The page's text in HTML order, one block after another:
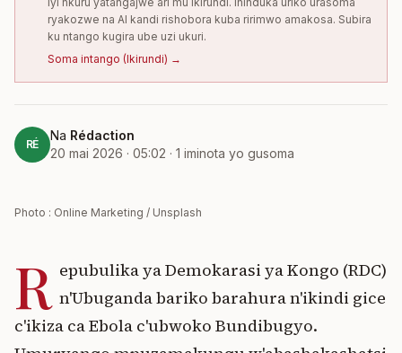
ryakozwe na AI kandi rishobora kuba ririmwo amakosa. Subira
ku ntango kugira ube uzi ukuri.
Soma intango (Ikirundi) →
RÉ
Na Rédaction
20 mai 2026 · 05:02 · 1 iminota yo gusoma
Photo : Online Marketing / Unsplash
R epubulika ya Demokarasi ya Kongo (RDC)
n'Ubuganda bariko barahura n'ikindi gice
c'ikiza ca Ebola c'ubwoko Bundibugyo.